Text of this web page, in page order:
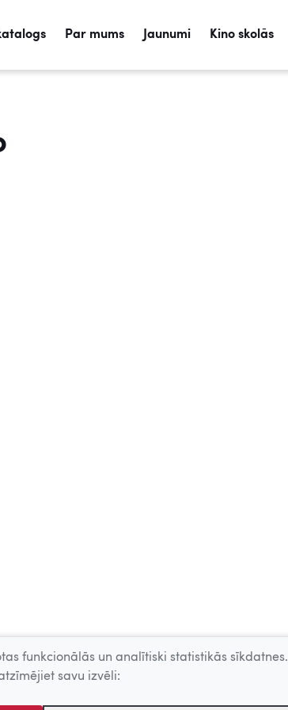
Par mums Jaunumi Kino skolās
funkcionālās un analītiski statistikās sīkdatnes.
savu izvēli: